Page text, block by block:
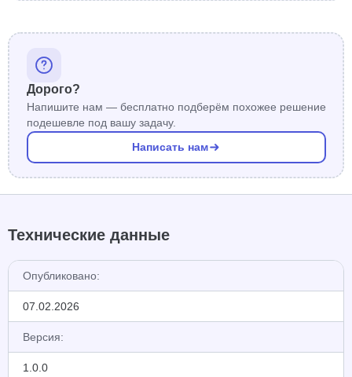
Дорого?
Напишите нам — бесплатно подберём похожее решение
подешевле под вашу задачу.
Написать нам
Технические данные
Опубликовано:
07.02.2026
Версия:
1.0.0